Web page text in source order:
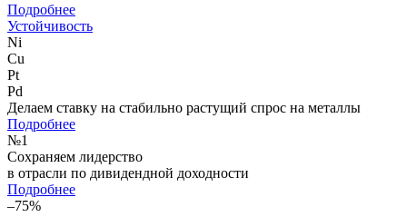
Подробнее
Устойчивость
Ni
Cu
Pt
Pd
Делаем ставку на стабильно растущий спрос на металлы
Подробнее
№1
Сохраняем лидерство
в отрасли по дивидендной доходности
Подробнее
–75%